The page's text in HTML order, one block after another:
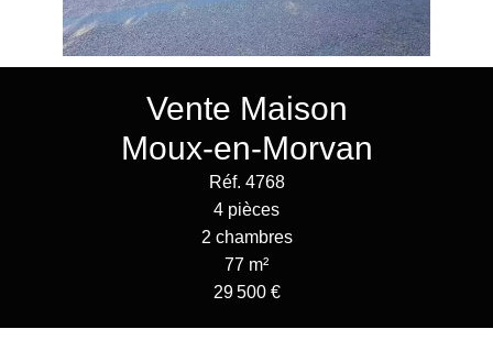
Vente Maison
Moux-en-Morvan
Réf. 4768
4 pièces
2 chambres
77 m²
29 500 €